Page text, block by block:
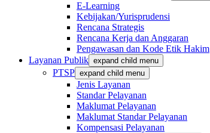
E-Learning
Kebijakan/Yurisprudensi
Rencana Strategis
Rencana Kerja dan Anggaran
Pengawasan dan Kode Etik Hakim
Layanan Publik expand child menu
PTSP expand child menu
Jenis Layanan
Standar Pelayanan
Maklumat Pelayanan
Maklumat Standar Pelayanan
Kompensasi Pelayanan